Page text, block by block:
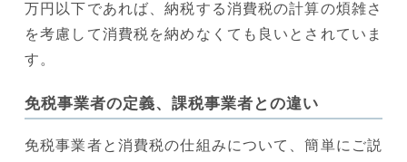
万円以下であれば、納税する消費税の計算の煩雑さ
を考慮して消費税を納めなくても良いとされていま
す。
免税事業者の定義、課税事業者との違い
免税事業者と消費税の仕組みについて、簡単にご説